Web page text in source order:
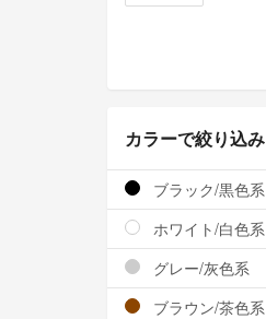
カラーで絞り込み
ブラック/黒色系
ホワイト/白色系
グレー/灰色系
ブラウン/茶色系